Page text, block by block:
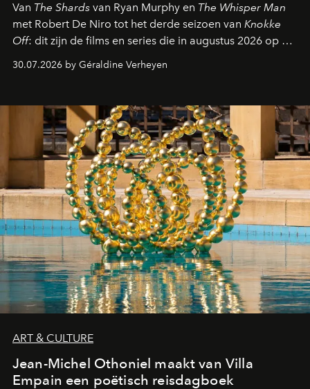
Van The Shards van Ryan Murphy en The Whisper Man
met Robert De Niro tot het derde seizoen van Knokke
Off: dit zijn de films en series die in augustus 2026 op de
streamingplatformen verschijnen.
30.07.2026 by Géraldine Verheyen
ART & CULTURE
Jean-Michel Othoniel maakt van Villa
Empain een poëtisch reisdagboek